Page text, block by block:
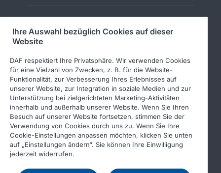
DAF-Aufbauherstellerinformationen
DAF Merchandising store
DAF Teile Webshop
Ihre Auswahl bezüglich Cookies auf dieser
Website
DAF respektiert Ihre Privatsphäre. Wir verwenden Cookies
für eine Vielzahl von Zwecken, z. B. für die Website-
Funktionalität, zur Verbesserung Ihres Erlebnisses auf
unserer Website, zur Integration in soziale Medien und zur
Unterstützung bei zielgerichteten Marketing-Aktivitäten
innerhalb und außerhalb unserer Website. Wenn Sie Ihren
Besuch auf unserer Website fortsetzen, stimmen Sie der
Verwendung von Cookies durch uns zu. Wenn Sie Ihre
Cookie-Einstellungen anpassen möchten, klicken Sie unten
auf „Einstellungen ändern“. Sie können Ihre Einwilligung
jederzeit widerrufen.